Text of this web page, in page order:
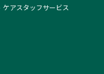
ケアスタッフサービス